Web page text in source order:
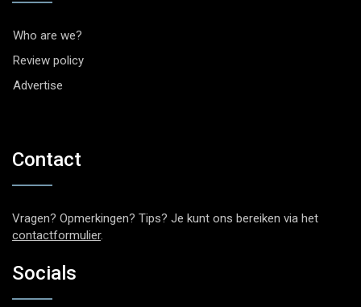
Who are we?
Review policy
Advertise
Contact
Vragen? Opmerkingen? Tips? Je kunt ons bereiken via het
contactformulier.
Socials